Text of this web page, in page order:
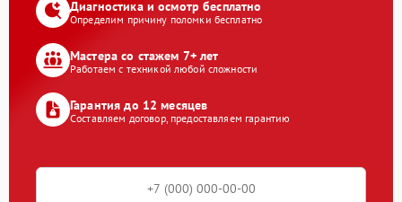
Диагностика и осмотр бесплатно
Определим причину поломки бесплатно
Мастера со стажем 7+ лет
Работаем с техникой любой сложности
Гарантия до 12 месяцев
Составляем договор, предоставляем гарантию